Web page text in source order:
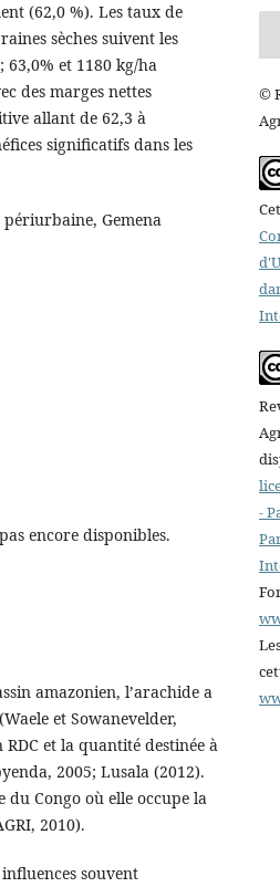
(62,0 %). Les taux de
sèches suivent les
63,0% et 1180 kg/ha
des marges nettes
allant de 62,3 à
significatifs dans les
Gemena
encore disponibles.
amazonien, l’arachide a
et Sowanevelder,
et la quantité destinée à
2005; Lusala (2012).
Congo où elle occupe la
2010).
souvent
©
-